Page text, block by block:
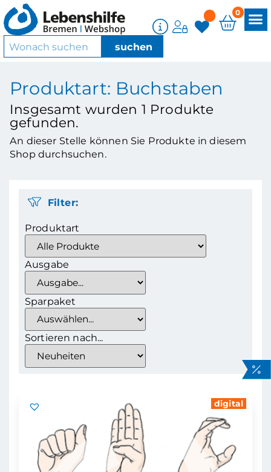
0
Produktart: Buchstaben
Insgesamt wurden 1 Produkte
gefunden.
An dieser Stelle können Sie Produkte in diesem
Shop durchsuchen.
Filter:
Produktart
Ausgabe
Sparpaket
Sortieren nach...
digital